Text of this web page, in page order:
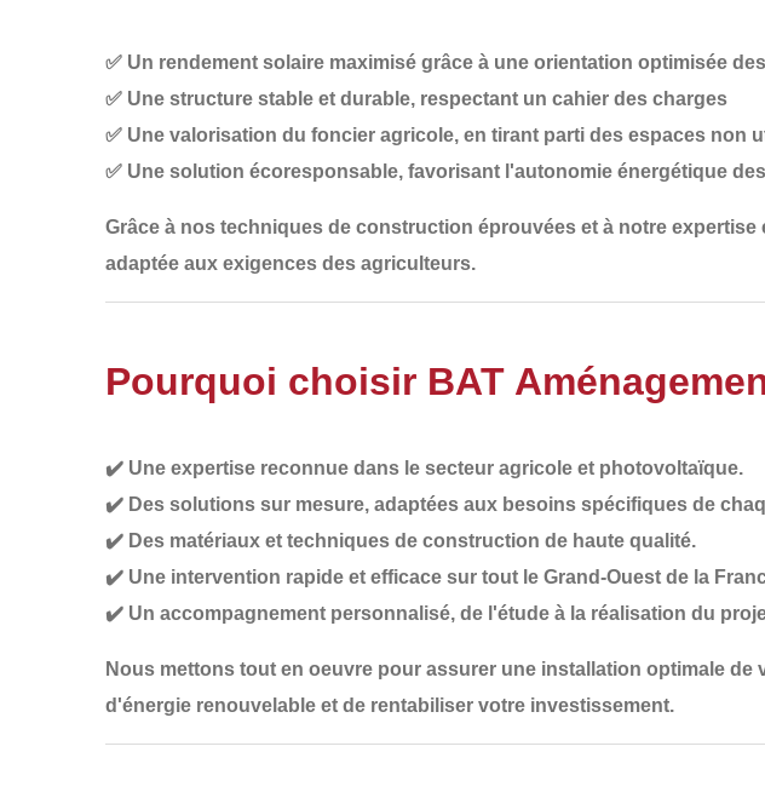
✅ Un rendement solaire maximisé grâce à une orientation optimisée
✅ Une structure stable et durable, respectant un cahier des charges
✅ Une valorisation du foncier agricole, en tirant parti des espaces non
✅ Une solution écoresponsable, favorisant l'autonomie énergétique
Grâce à nos techniques de construction éprouvées et à notre expertise
adaptée aux exigences des agriculteurs.
Pourquoi choisir BAT
✔️ Une expertise reconnue dans le secteur agricole et photovoltaïque.
✔️ Des solutions sur mesure, adaptées aux besoins spécifiques de
✔️ Des matériaux et techniques de construction de haute qualité.
✔️ Une intervention rapide et efficace sur tout le Grand-Ouest de la
✔️ Un accompagnement personnalisé, de l'étude à la réalisation du
Nous mettons tout en oeuvre pour assurer une installation optimale de
d'énergie renouvelable et de rentabiliser votre investissement.